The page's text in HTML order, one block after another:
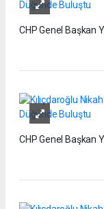
CHP Genel Başkan
CHP Genel Başkan